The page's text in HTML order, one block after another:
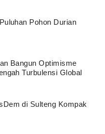
Pohon Durian
Bangun Optimisme
Turbulensi Global
di Sulteng Kompak